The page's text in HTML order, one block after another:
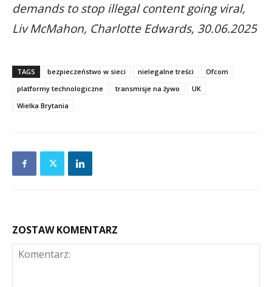
demands to stop illegal content going viral,
Liv McMahon, Charlotte Edwards, 30.06.2025
TAGS bezpieczeństwo w sieci nielegalne treści
Ofcom
platformy technologiczne
transmisje na żywo
UK
Wielka Brytania
ZOSTAW KOMENTARZ